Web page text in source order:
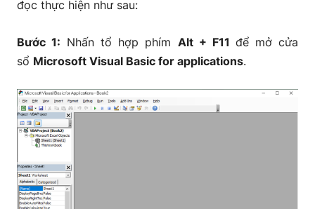
đọc thực hiện như sau:
Bước 1: Nhấn tổ hợp phím Alt + F11 để mở cửa
sổ Microsoft Visual Basic for applications.